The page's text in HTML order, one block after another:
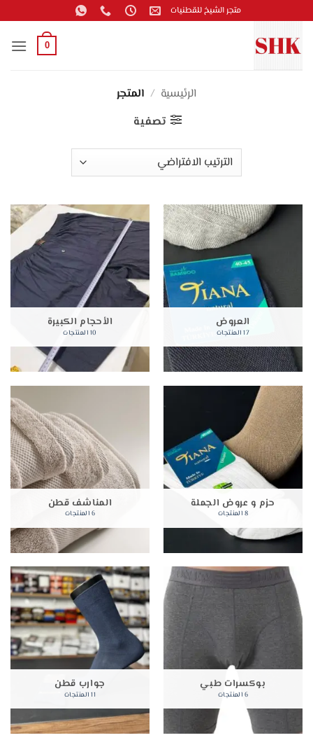
للمحتوى
متجر الشيخ للقطنيات
0
الرئيسية / المتجر
تصفية
العروض
17 المنتجات
الأحجام الكبيرة
10 المنتجات
حزم و عروض الجملة
8 المنتجات
المناشف قطن
6 المنتجات
بوكسرات طبي
6 المنتجات
جوارب قطن
11 المنتجات